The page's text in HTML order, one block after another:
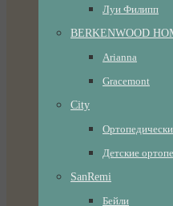
Луи Филипп
BERKENWOOD
Arianna
Gracemont
City
Детские
SanRemi
Бейли